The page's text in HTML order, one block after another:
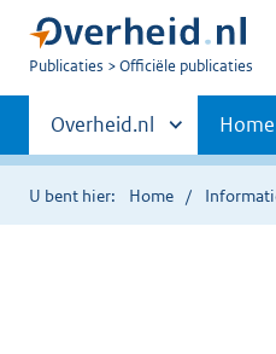
U
Publicaties Officiële publicaties
Primaire
navigatie
Andere
sites
binnen
Overheid.nl Home
U bent hier: Home